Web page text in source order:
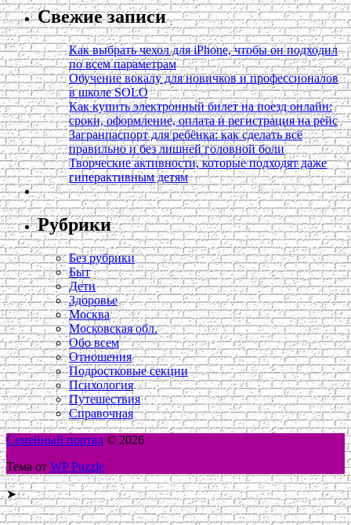
Свежие записи
Как выбрать чехол для iPhone, чтобы он подходил
по всем параметрам
Обучение вокалу для новичков и профессионалов
в школе SOLO
Как купить электронный билет на поезд онлайн:
сроки, оформление, оплата и регистрация на рейс
Загранпаспорт для ребёнка: как сделать всё
правильно и без лишней головной боли
Творческие активности, которые подходят даже
гиперактивным детям
Рубрики
Без рубрики
Быт
Дети
Здоровье
Москва
Московская обл.
Обо всем
Отношения
Подростковые секции
Психология
Путешествия
Справочная
Семейный портал © 2026
Тема от WP Puzzle
➤